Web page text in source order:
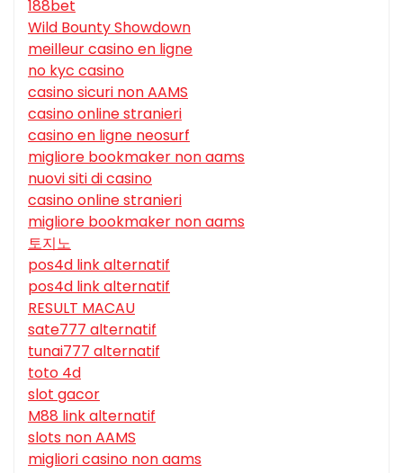
188bet
Wild Bounty Showdown
meilleur casino en ligne
no kyc casino
casino sicuri non AAMS
casino online stranieri
casino en ligne neosurf
migliore bookmaker non aams
nuovi siti di casino
casino online stranieri
migliore bookmaker non aams
토지노
pos4d link alternatif
pos4d link alternatif
RESULT MACAU
sate777 alternatif
tunai777 alternatif
toto 4d
slot gacor
M88 link alternatif
slots non AAMS
migliori casino non aams